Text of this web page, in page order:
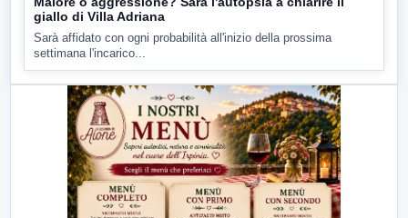
giallo di Villa Adriana
Sarà affidato con ogni probabilità all'inizio della prossima
settimana l'incarico...